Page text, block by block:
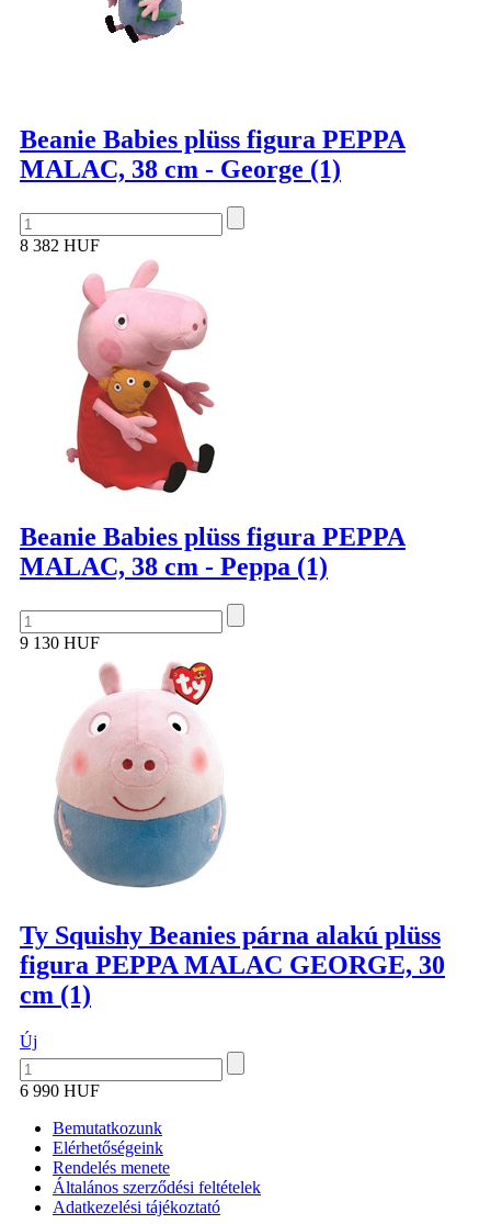
Beanie Babies plüss figura PEPPA
MALAC, 38 cm - George (1)
8 382 HUF
Beanie Babies plüss figura PEPPA
MALAC, 38 cm - Peppa (1)
9 130 HUF
Ty Squishy Beanies párna alakú plüss
figura PEPPA MALAC GEORGE, 30
cm (1)
Új
6 990 HUF
Bemutatkozunk
Elérhetőségeink
Rendelés menete
Általános szerződési feltételek
Adatkezelési tájékoztató